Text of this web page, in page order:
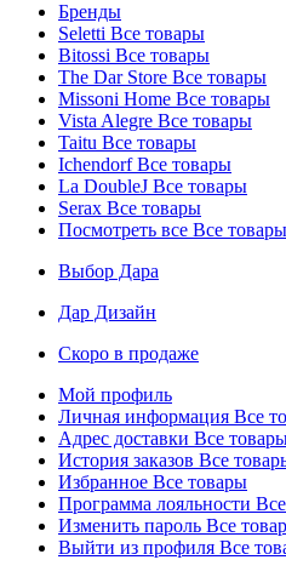
Бренды
Seletti Все товары
Bitossi Все товары
The Dar Store Все товары
Missoni Home Все товары
Vista Alegre Все товары
Taitu Все товары
IchendorfВсе товары
La DoubleJ Все товары
Serax Все товары
Посмотреть все Все товары
Выбор Дара
Дар Дизайн
Скоро в продаже
Мой профиль
Личная информация Все
Адрес доставки Все
История заказов Все
Избранное Все товары
Программа лояльности
Изменить пароль Все
Выйти из профиля Все